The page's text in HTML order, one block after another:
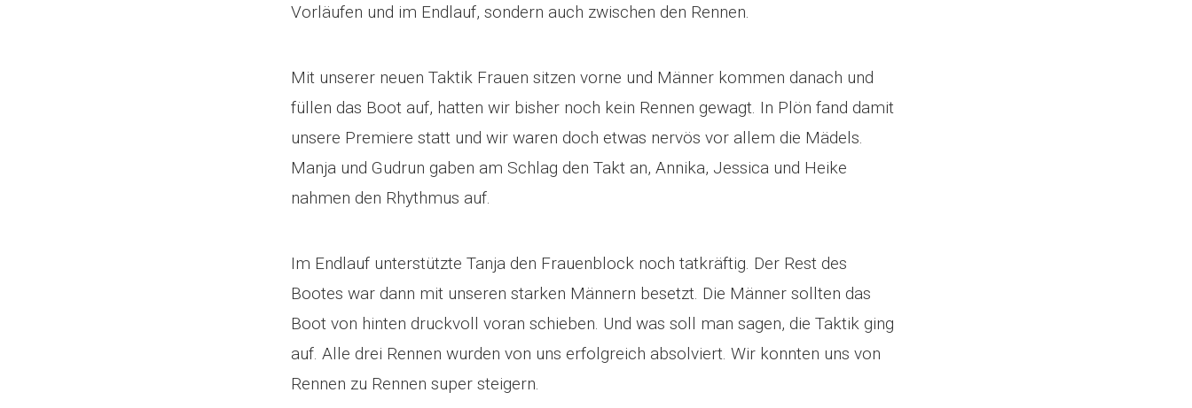
Vorläufen und im Endlauf, sondern auch zwischen den Rennen.
Mit unserer neuen Taktik Frauen sitzen vorne und Männer kommen danach und
füllen das Boot auf, hatten wir bisher noch kein Rennen gewagt. In Plön fand damit
unsere Premiere statt und wir waren doch etwas nervös vor allem die Mädels.
Manja und Gudrun gaben am Schlag den Takt an, Annika, Jessica und Heike
nahmen den Rhythmus auf.
Im Endlauf unterstützte Tanja den Frauenblock noch tatkräftig. Der Rest des
Bootes war dann mit unseren starken Männern besetzt. Die Männer sollten das
Boot von hinten druckvoll voran schieben. Und was soll man sagen, die Taktik ging
auf. Alle drei Rennen wurden von uns erfolgreich absolviert. Wir konnten uns von
Rennen zu Rennen super steigern.